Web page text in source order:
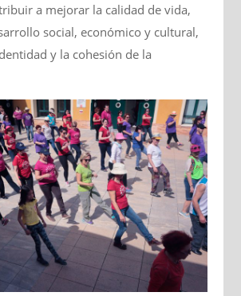
a mejorar la calidad de vida,
social, económico y cultural,
y la cohesión de la